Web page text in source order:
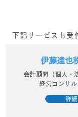
下記サービスも
伊藤達也
会計顧問（個人・
経営コンサ
詳